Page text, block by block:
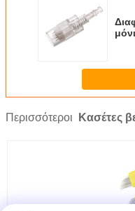
Περισσότεροι Κασέτες